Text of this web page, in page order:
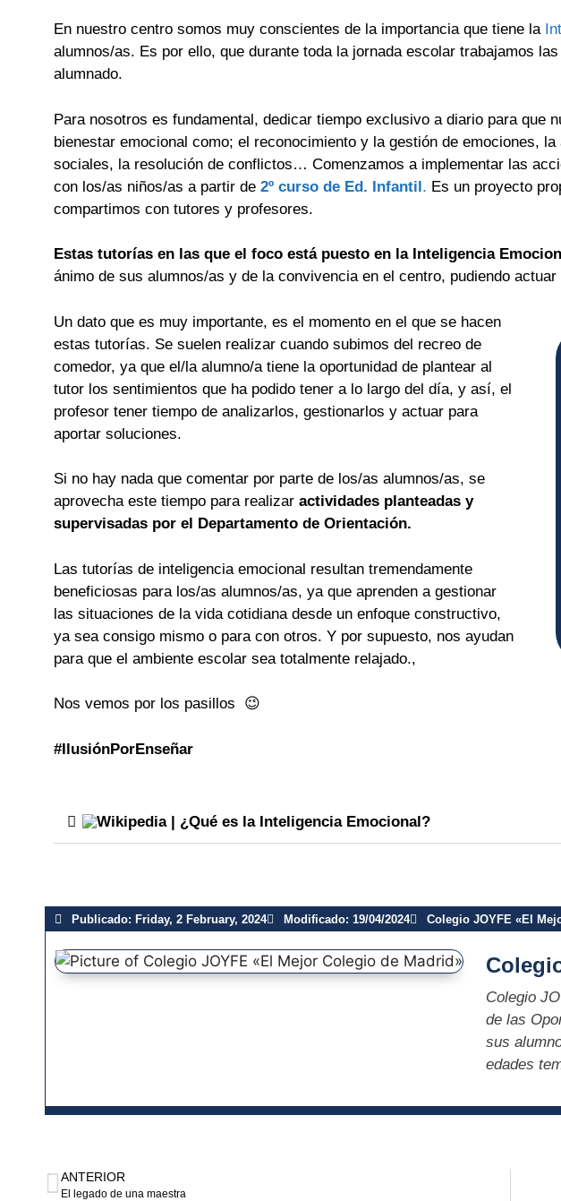
En nuestro centro somos muy conscientes de la importancia que tiene la
alumnos/as. Es por ello, que durante toda la jornada escolar trabajamos
alumnado.
Para nosotros es fundamental, dedicar tiempo exclusivo a diario para
bienestar emocional como; el reconocimiento y la gestión de emociones,
sociales, la resolución de conflictos… Comenzamos a implementar las
con los/as niños/as a partir de 2º curso de Ed. Infantil. Es un proyecto
compartimos con tutores y profesores.
Estas tutorías en las que el foco está puesto en la Inteligencia
ánimo de sus alumnos/as y de la convivencia en el centro, pudiendo
Un dato que es muy importante, es el momento en el que se hacen
estas tutorías. Se suelen realizar cuando subimos del recreo de
comedor, ya que el/la alumno/a tiene la oportunidad de plantear al
tutor los sentimientos que ha podido tener a lo largo del día, y así, el
profesor tener tiempo de analizarlos, gestionarlos y actuar para
aportar soluciones.
Si no hay nada que comentar por parte de los/as alumnos/as, se
aprovecha este tiempo para realizar actividades planteadas y
supervisadas por el Departamento de Orientación.
Las tutorías de inteligencia emocional resultan tremendamente
beneficiosas para los/as alumnos/as, ya que aprenden a gestionar
las situaciones de la vida cotidiana desde un enfoque constructivo,
ya sea consigo mismo o para con otros. Y por supuesto, nos ayudan
para que el ambiente escolar sea totalmente relajado.,
Nos vemos por los pasillos 😉
#IlusiónPorEnseñar
| ¿Qué es la Inteligencia Emocional?
Publicado: Friday, 2 February, 2024 Modificado: 19/04/2024 Colegio JOYFE «El
Colegio
de las
sus
edades
ANTERIOR
El legado de una maestra